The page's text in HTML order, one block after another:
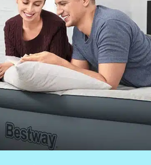
Envio e entrega
Devoluções
de
Características